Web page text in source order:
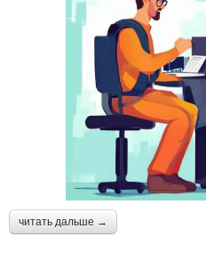
читать дальше →